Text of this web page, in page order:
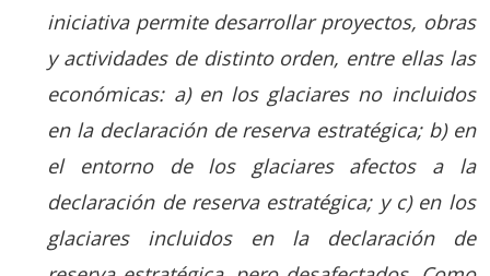
iniciativa permite desarrollar proyectos, obras
y actividades de distinto orden, entre ellas las
económicas: a) en los glaciares no incluidos
en la declaración de reserva estratégica; b) en
el entorno de los glaciares afectos a la
declaración de reserva estratégica; y c) en los
glaciares incluidos en la declaración de